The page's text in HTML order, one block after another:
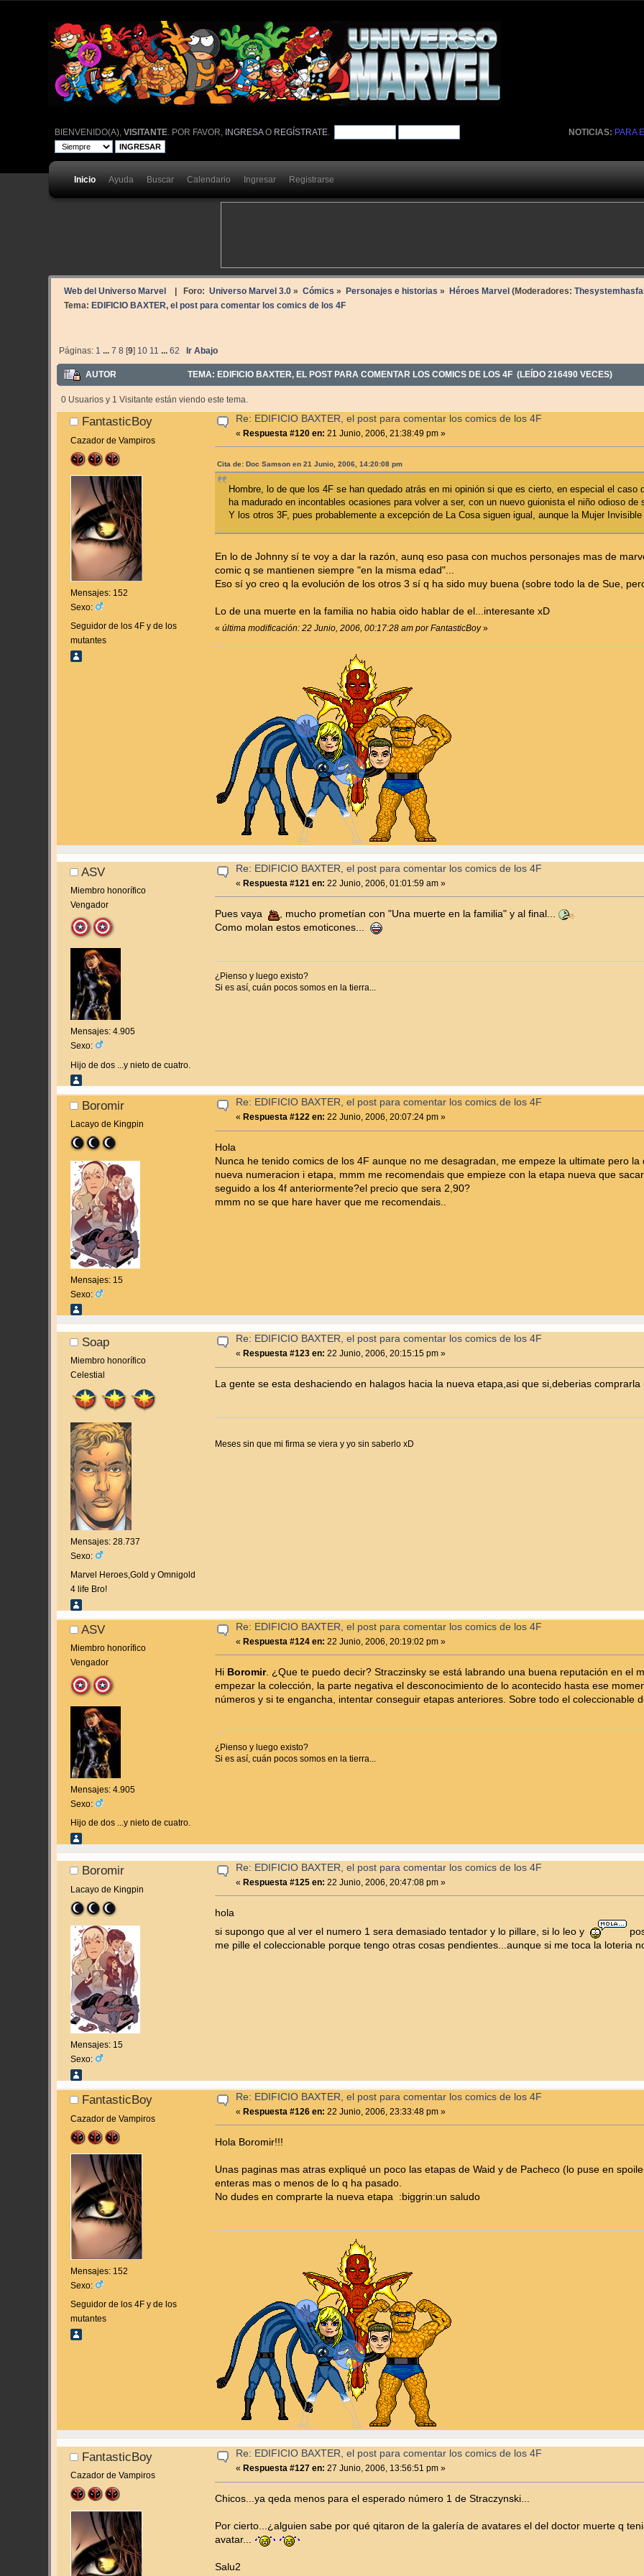
NOTICIAS: PARA
BIENVENIDO(A), VISITANTE. POR FAVOR, INGRESAO REGÍSTRATE.
Inicio Ayuda Buscar Calendario Ingresar Registrarse
Web del Universo Marvel | Foro: Universo Marvel 3.0» Cómics » Personajes e historias » Héroes Marvel (Moderadores:
Tema: EDIFICIO BAXTER, el post para comentar los comics de los 4F
Páginas: 1 ... 7 8[9] 10 11 ... 62 Ir Abajo
AUTOR TEMA: EDIFICIO BAXTER, EL POST PARA COMENTAR LOS COMICS DE LOS 4F (LEÍDO 216490 VECES)
0 Usuarios y 1 Visitante están viendo este tema.
FantasticBoy
Cazador de Vampiros
Mensajes: 152
Sexo:
Seguidor de los 4F y de los
mutantes
Re: EDIFICIO BAXTER, el post para comentar los comics de los 4F
«Respuesta #120 en: 21 Junio, 2006, 21:38:49 pm »
Cita de: Doc Samson en 21 Junio, 2006, 14:20:08 pm
Hombre, lo de que los 4F se han quedado atrás en mi opinión si que es cierto, en especial el
ha madurado en incontables ocasiones para volver a ser, con un nuevo guionista el niño odioso de
Y los otros 3F, pues probablemente a excepción de La Cosa siguen igual, aunque la Mujer
En lo de Johnny sí te voy a dar la razón, aunq eso pasa con muchos personajes mas de
comic q se mantienen siempre "en la misma edad"...
Eso sí yo creo q la evolución de los otros 3 sí q ha sido muy buena (sobre todo la de Sue,
Lo de una muerte en la familia no habia oido hablar de el...interesante xD
«última modificación: 22 Junio, 2006, 00:17:28 am por FantasticBoy»
ASV
Miembro honorífico
Vengador
Mensajes: 4.905
Sexo:
Hijo de dos ...y nieto de cuatro.
Re: EDIFICIO BAXTER, el post para comentar los comics de los 4F
« Respuesta #121 en: 22 Junio, 2006, 01:01:59 am »
Pues vaya
, mucho prometían con "Una muerte en la familia" y al final...
Como molan estos emoticones...
¿Pienso y luego existo?
Si es así, cuán pocos somos en la tierra...
Boromir
Lacayo de Kingpin
Mensajes: 15
Sexo:
Re: EDIFICIO BAXTER, el post para comentar los comics de los 4F
« Respuesta #122 en: 22 Junio, 2006, 20:07:24 pm »
Hola
Nunca he tenido comics de los 4F aunque no me desagradan, me empeze la ultimate pero
nueva numeracion i etapa, mmm me recomendais que empieze con la etapa nueva que
seguido a los 4f anteriormente?el precio que sera 2,90?
mmm no se que hare haver que me recomendais..
Soap
Miembro honorífico
Celestial
Mensajes: 28.737
Sexo:
Marvel Heroes,Gold y Omnigold
4 life Bro!
Re: EDIFICIO BAXTER, el post para comentar los comics de los 4F
« Respuesta #123 en: 22 Junio, 2006, 20:15:15 pm »
La gente se esta deshaciendo en halagos hacia la nueva etapa,asi que si,deberias
Meses sin que mi firma se viera y yo sin saberlo xD
ASV
Miembro honorífico
Vengador
Mensajes: 4.905
Sexo:
Hijo de dos ...y nieto de cuatro.
Re: EDIFICIO BAXTER, el post para comentar los comics de los 4F
«Respuesta #124 en: 22 Junio, 2006, 20:19:02 pm »
Hi Boromir. ¿Que te puedo decir? Straczinsky se está labrando una buena reputación en el
empezar la colección, la parte negativa el desconocimiento de lo acontecido hasta ese
números y si te engancha, intentar conseguir etapas anteriores. Sobre todo el coleccionable
¿Pienso y luego existo?
Si es así, cuán pocos somos en la tierra...
Boromir
Lacayo de Kingpin
Mensajes: 15
Sexo:
Re: EDIFICIO BAXTER, el post para comentar los comics de los 4F
«Respuesta #125 en: 22 Junio, 2006, 20:47:08 pm »
hola
si supongo que al ver el numero 1 sera demasiado tentador y lo pillare, si lo leo y
me pille el coleccionable porque tengo otras cosas pendientes...aunque si me toca la loteria
FantasticBoy
Cazador de Vampiros
Mensajes: 152
Sexo:
Seguidor de los 4F y de los
mutantes
Re: EDIFICIO BAXTER, el post para comentar los comics de los 4F
«Respuesta #126 en: 22 Junio, 2006, 23:33:48 pm »
Hola Boromir!!!
Unas paginas mas atras expliqué un poco las etapas de Waid y de Pacheco (lo puse en
enteras mas o menos de lo q ha pasado.
No dudes en comprarte la nueva etapa :biggrin:un saludo
FantasticBoy
Cazador de Vampiros
Re: EDIFICIO BAXTER, el post para comentar los comics de los 4F
« Respuesta #127 en: 27 Junio, 2006, 13:56:51 pm »
Chicos...ya qeda menos para el esperado número 1 de Straczynski...
Por cierto...¿alguien sabe por qué qitaron de la galería de avatares el del doctor muerte q
avatar...
Salu2